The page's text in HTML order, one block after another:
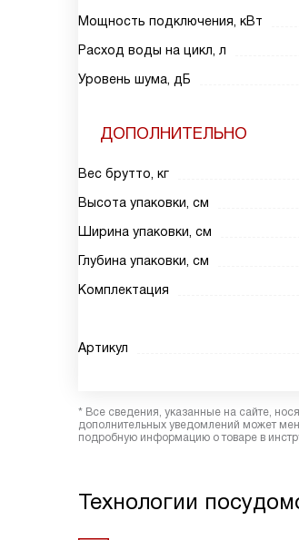
Мощность подключения, кВт
Расход воды на цикл, л
Уровень шума, дБ
ДОПОЛНИТЕЛЬНО
Вес брутто, кг
Высота упаковки, см
Ширина упаковки, см
Глубина упаковки, см
Комплектация
Артикул
* Все сведения, указанные на сайте,
дополнительных уведомлений может
подробную информацию о товаре в
Технологии